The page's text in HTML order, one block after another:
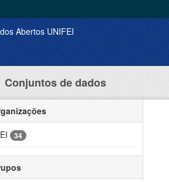
Conjuntos de dados
34